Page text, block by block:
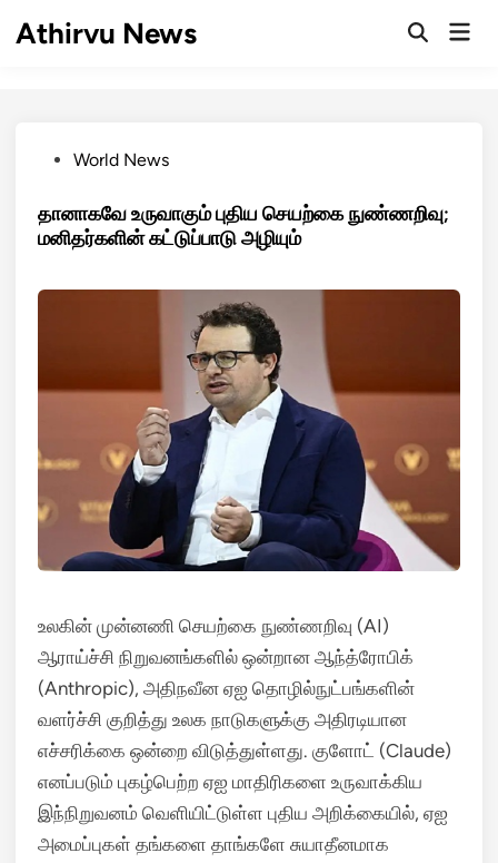
Athirvu News
OpenMain
PostedWorld News
தானாகவே உருவாகும் புதிய செயற்கை நுண்ணறிவு;
மனிதர்களின் கட்டுப்பாடு அழியும்
உலகின் முன்னணி செயற்கை நுண்ணறிவு (AI)
ஆராய்ச்சி நிறுவனங்களில் ஒன்றான ஆந்த்ரோபிக்
(Anthropic), அதிநவீன ஏஐ தொழில்நுட்பங்களின்
வளர்ச்சி குறித்து உலக நாடுகளுக்கு அதிரடியான
எச்சரிக்கை ஒன்றை விடுத்துள்ளது. குளோட் (Claude)
எனப்படும் புகழ்பெற்ற ஏஐ மாதிரிகளை உருவாக்கிய
இந்நிறுவனம் வெளியிட்டுள்ள புதிய அறிக்கையில், ஏஐ
அமைப்புகள் தங்களை தாங்களே சுயாதீனமாக